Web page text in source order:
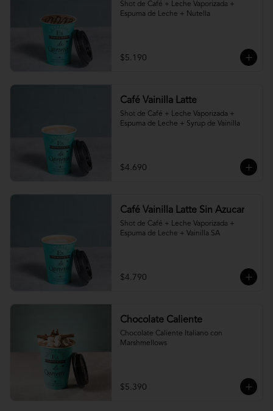
Shot de Café + Leche Vaporizada +
Espuma de Leche + Nutella
$5.190
Café Vainilla Latte
Shot de Café + Leche Vaporizada +
Espuma de Leche + Syrup de Vainilla
$4.690
Café Vainilla Latte Sin Azucar
Shot de Café + Leche Vaporizada +
Espuma de Leche + Vainilla SA
$4.790
Chocolate Caliente
Chocolate Caliente Italiano con
Marshmellows
$5.390